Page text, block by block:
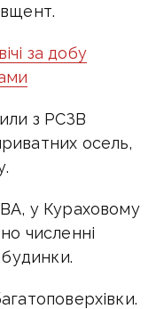
за добу
з РСЗВ
осель,
у Кураховому
численні
будинки.